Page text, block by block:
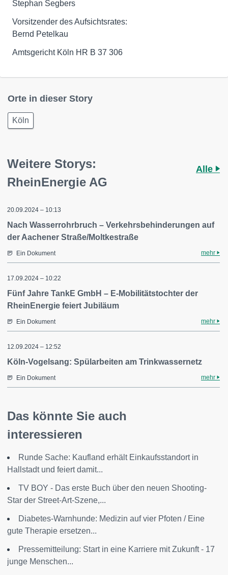
Stephan Segbers
Vorsitzender des Aufsichtsrates:
Bernd Petelkau
Amtsgericht Köln HR B 37 306
Orte in dieser Story
Köln
Weitere Storys:
RheinEnergie AG
Alle
20.09.2024 – 10:13
Nach Wasserrohrbruch – Verkehrsbehinderungen auf
der Aachener Straße/Moltkestraße
Ein Dokument mehr
17.09.2024 – 10:22
Fünf Jahre TankE GmbH – E-Mobilitätstochter der
RheinEnergie feiert Jubiläum
Ein Dokument mehr
12.09.2024 – 12:52
Köln-Vogelsang: Spülarbeiten am Trinkwassernetz
Ein Dokument mehr
Das könnte Sie auch
interessieren
Runde Sache: Kaufland erhält Einkaufsstandort in
Hallstadt und feiert damit...
TV BOY - Das erste Buch über den neuen Shooting-
Star der Street-Art-Szene,...
Diabetes-Warnhunde: Medizin auf vier Pfoten / Eine
gute Therapie ersetzen...
Pressemitteilung: Start in eine Karriere mit Zukunft - 17
junge Menschen...